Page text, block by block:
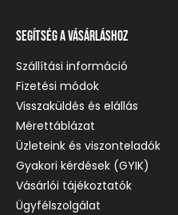
Segítség a vásárláshoz
Szállítási információ
Fizetési módok
Visszaküldés és elállás
Mérettáblázat
Üzleteink és viszonteladók
Gyakori kérdések (GYIK)
Vásárlói tájékoztatók
Ügyfélszolgálat